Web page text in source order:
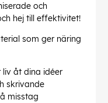
och
hej till effektivitet!
som ger näring
åt dina idéer
skrivande
misstag